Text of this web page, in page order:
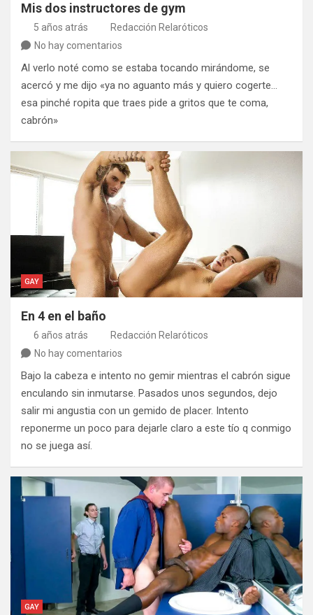
Mis dos instructores de gym
5 años atrás
Redacción Relaróticos
No hay comentarios
Al verlo noté como se estaba tocando mirándome, se
acercó y me dijo «ya no aguanto más y quiero cogerte…
esa pinché ropita que traes pide a gritos que te coma,
cabrón»
GAY
En 4 en el baño
6 años atrás
Redacción Relaróticos
No hay comentarios
Bajo la cabeza e intento no gemir mientras el cabrón sigue
enculando sin inmutarse. Pasados unos segundos, dejo
salir mi angustia con un gemido de placer. Intento
reponerme un poco para dejarle claro a este tío q conmigo
no se juega así.
GAY